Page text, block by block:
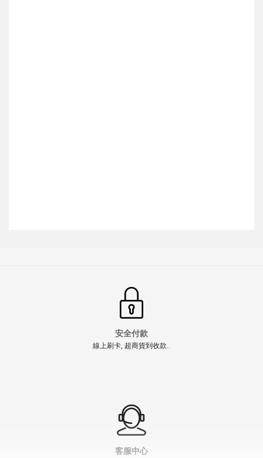
加入購物車
安全付款
線上刷卡, 超商貨到收款..
客服中心